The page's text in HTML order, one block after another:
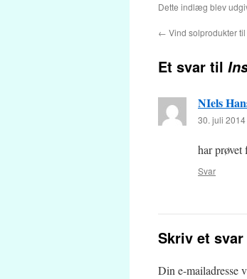
Dette indlæg blev
← Vind solprodukter
Et svar til
NIels
30. juli
har
Svar
Skriv et svar
Din e-mailadresse